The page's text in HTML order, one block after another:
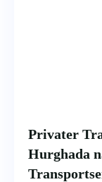
Privater
Hurghada